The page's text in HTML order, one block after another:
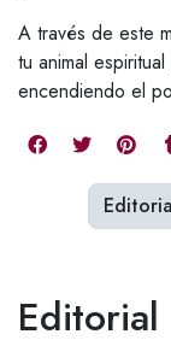
A través de este
tu animal
encendiendo el
Editorial